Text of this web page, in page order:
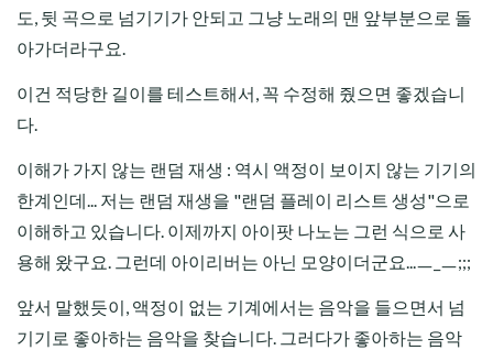
도, 뒷 곡으로 넘기기가 안되고 그냥 노래의 맨 앞부분으로 돌
아가더라구요.
이건 적당한 길이를 테스트해서, 꼭 수정해 줬으면 좋겠습니
다.
이해가 가지 않는 랜덤 재생 : 역시 액정이 보이지 않는 기기의
한계인데... 저는 랜덤 재생을 "랜덤 플레이 리스트 생성"으로
이해하고 있습니다. 이제까지 아이팟 나노는 그런 식으로 사
용해 왔구요. 그런데 아이리버는 아닌 모양이더군요...ㅡ_ㅡ;;;
앞서 말했듯이, 액정이 없는 기계에서는 음악을 들으면서 넘
기기로 좋아하는 음악을 찾습니다. 그러다가 좋아하는 음악